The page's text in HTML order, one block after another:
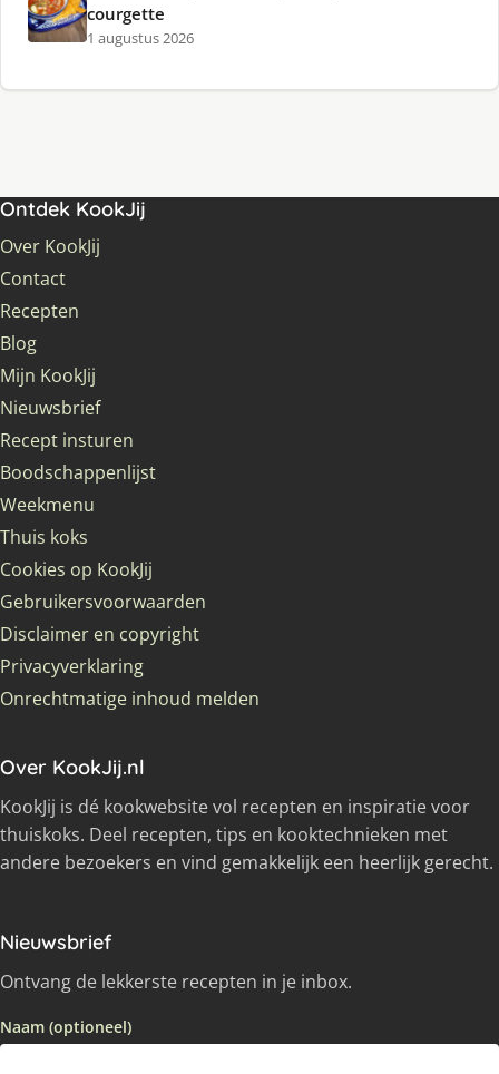
courgette
1 augustus 2026
Ontdek KookJij
Over KookJij
Contact
Recepten
Blog
Mijn KookJij
Nieuwsbrief
Recept insturen
Boodschappenlijst
Weekmenu
Thuis koks
Cookies op KookJij
Gebruikersvoorwaarden
Disclaimer en copyright
Privacyverklaring
Onrechtmatige inhoud melden
Over KookJij.nl
KookJij is dé kookwebsite vol recepten en inspiratie voor
thuiskoks. Deel recepten, tips en kooktechnieken met
andere bezoekers en vind gemakkelijk een heerlijk gerecht.
Nieuwsbrief
Ontvang de lekkerste recepten in je inbox.
Naam (optioneel)